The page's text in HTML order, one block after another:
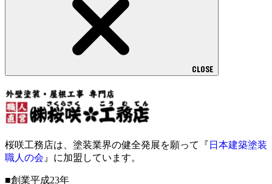
CLOSE
桜咲工務店は、塗装業界の健全発展を願って『 日本建築塗装
職人の会 』に加盟しています。
■創業平成23年